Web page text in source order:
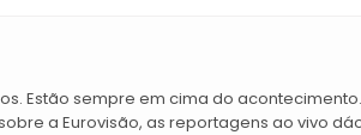
Estão sempre em cima do
a Eurovisão, as reportagens ao vivo